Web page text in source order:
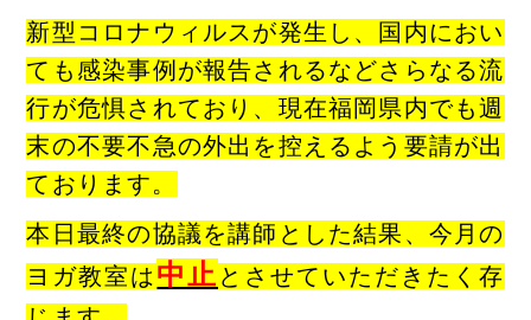
新型コロナウィルスが発生し、国内におい
ても感染事例が報告されるなどさらなる流
行が危惧されており、現在福岡県内でも週
末の不要不急の外出を控えるよう要請が出
ております。
本日最終の協議を講師とした結果、今月の
ヨガ教室は 中止 とさせていただきたく存